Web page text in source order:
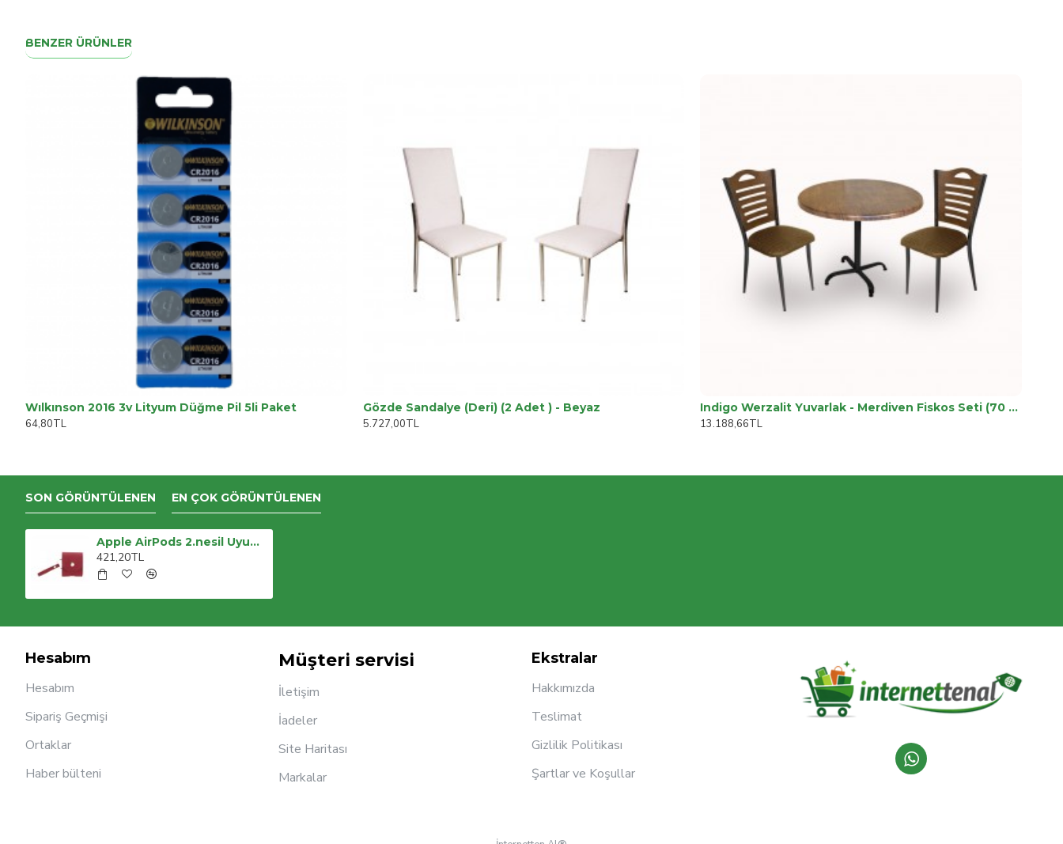
BENZER ÜRÜNLER
Wılkınson 2016 3v Lityum Düğme Pil 5li Paket
64,80TL
Gözde Sandalye (Deri) (2 Adet ) - Beyaz
5.727,00TL
Indigo Werzalit Yuvarlak - Merdiven Fiskos Seti (70 cm çap) - Antik Dark Kahve
13.188,66TL
SON GÖRÜNTÜLENEN EN ÇOK GÖRÜNTÜLENEN
Apple AirPods 2.nesil Uyumlu Deri Kılıf Mai Snap ERC2 Kırmızı
421,20TL
Hesabım
Hesabım
Sipariş Geçmişi
Ortaklar
Haber bülteni
Müşteri servisi
İletişim
İadeler
Site Haritası
Markalar
Ekstralar
Hakkımızda
Teslimat
Gizlilik Politikası
Şartlar ve Koşullar